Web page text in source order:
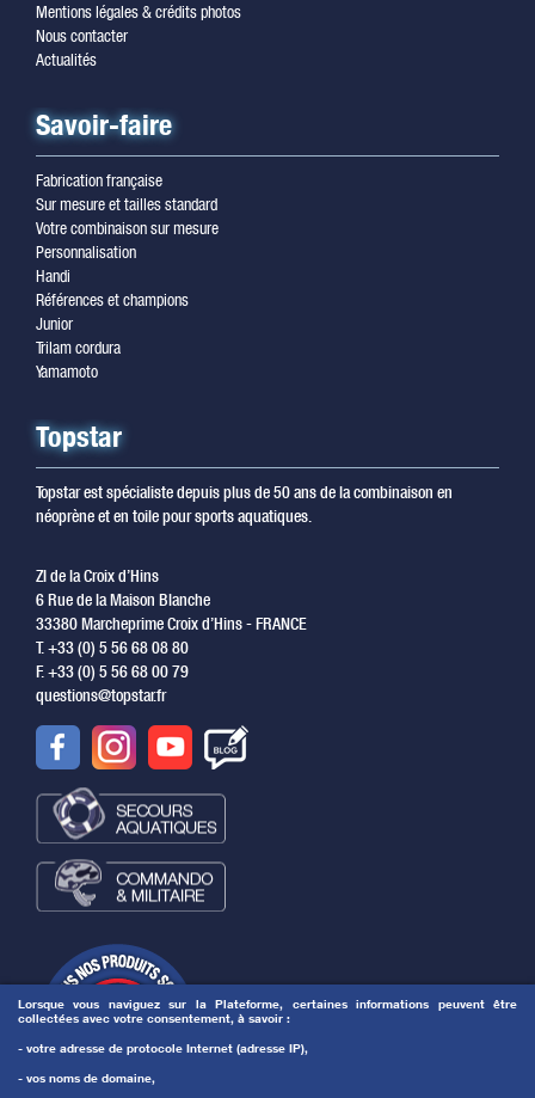
Lorsque vous naviguez sur la Plateforme, certaines informations peuvent être
collectées avec votre consentement, à savoir :
- votre adresse de protocole Internet (adresse IP),
- vos noms de domaine,
Mentions légales & crédits photos
Nous contacter
Actualités
Savoir-faire
Fabrication française
Sur mesure et tailles standard
Votre combinaison sur mesure
Personnalisation
Handi
Références et champions
Junior
Trilam cordura
Yamamoto
Topstar
Topstar est spécialiste depuis plus de 50 ans de la combinaison en
néoprène et en toile pour sports aquatiques.
ZI de la Croix d’Hins
6 Rue de la Maison Blanche
33380 Marcheprime Croix d’Hins - FRANCE
T. +33 (0) 5 56 68 08 80
F. +33 (0) 5 56 68 00 79
questions@topstar.fr